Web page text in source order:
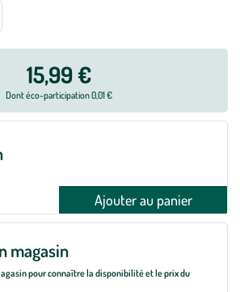
15,99 €
Dont éco-participation 0,01 €
Ajouter au panier
magasin
pour connaître la disponibilité et le prix du